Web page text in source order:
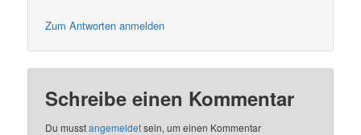
Zum Antworten anmelden
Schreibe einen Kommentar
Du musstangemeldetsein, um einen Kommentar